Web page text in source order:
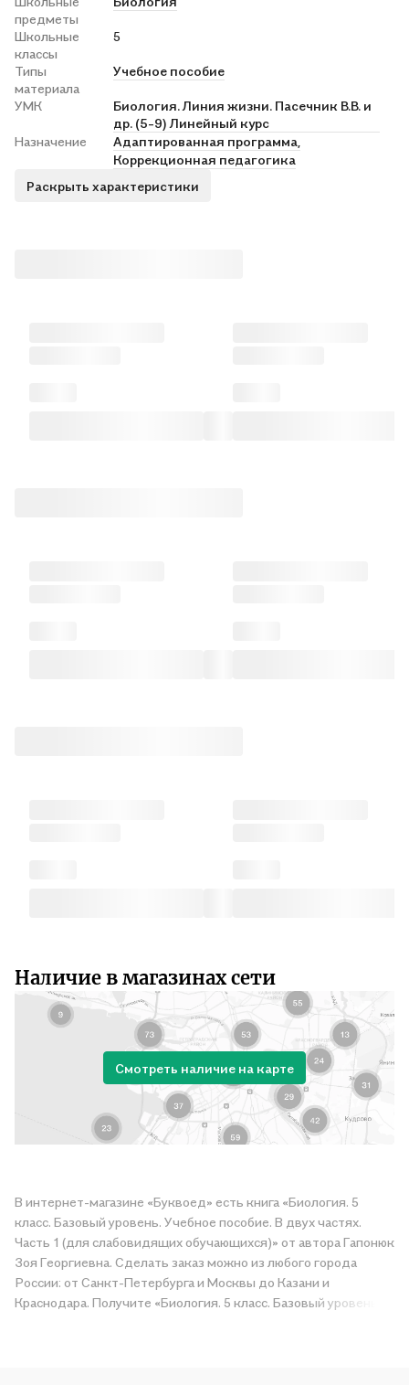
предметы
Школьные
классы
5
Типы
материала
Учебное пособие
УМК
Биология. Линия жизни. Пасечник В.В. и
др. (5-9) Линейный курс
Назначение
Адаптированная программа,
Коррекционная педагогика
Раскрыть характеристики
Наличие в магазинах сети
Смотреть наличие на карте
В интернет-магазине «Буквоед» есть книга «Биология. 5
класс. Базовый уровень. Учебное пособие. В двух частях.
Часть 1 (для слабовидящих обучающихся)» от автора Гапонюк
Зоя Георгиевна. Сделать заказ можно из любого города
России: от Санкт-Петербурга и Москвы до Казани и
Краснодара. Получите «Биология. 5 класс. Базовый уровень.